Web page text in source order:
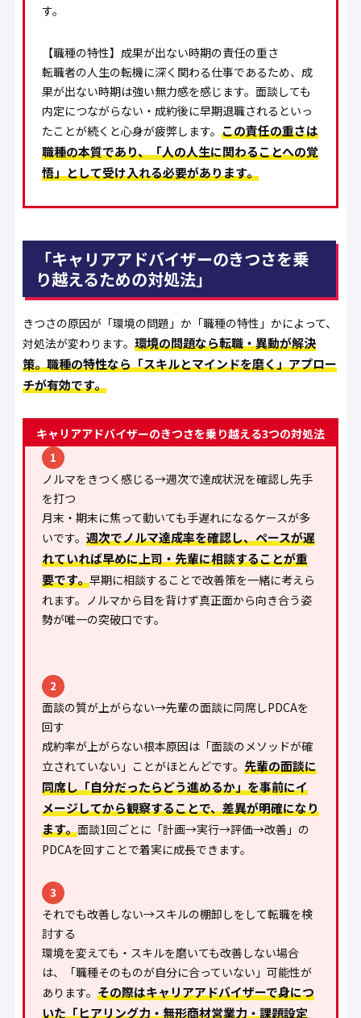
す。
【職種の特性】成果が出ない時期の責任の重さ
転職者の人生の転機に深く関わる仕事であるため、成
果が出ない時期は強い無力感を感じます。面談しても
内定につながらない・成約後に早期退職されるといっ
たことが続くと心身が疲弊します。 この責任の重さは
職種の本質であり、「人の人生に関わることへの覚
悟」として受け入れる必要があります。
「キャリアアドバイザーのきつさを乗
り越えるための対処法」
きつさの原因が「環境の問題」か「職種の特性」かによって、
対処法が変わります。 環境の問題なら転職・異動が解決
策。職種の特性なら「スキルとマインドを磨く」アプロー
チが有効です。
キャリアアドバイザーのきつさを乗り越える3つの対処法
1
ノルマをきつく感じる→週次で達成状況を確認し先手
を打つ
月末・期末に焦って動いても手遅れになるケースが多
いです。 週次でノルマ達成率を確認し、ペースが遅
れていれば早めに上司・先輩に相談することが重
要です。早期に相談することで改善策を一緒に考えら
れます。ノルマから目を背けず真正面から向き合う姿
勢が唯一の突破口です。
2
面談の質が上がらない→先輩の面談に同席しPDCAを
回す
成約率が上がらない根本原因は「面談のメソッドが確
立されていない」ことがほとんどです。 先輩の面談に
同席し「自分だったらどう進めるか」を事前にイ
メージしてから観察することで、差異が明確になり
ます。面談1回ごとに「計画→実行→評価→改善」の
PDCAを回すことで着実に成長できます。
3
それでも改善しない→スキルの棚卸しをして転職を検
討する
環境を変えても・スキルを磨いても改善しない場合
は、「職種そのものが自分に合っていない」可能性が
あります。 その際はキャリアアドバイザーで身につ
いた「ヒアリング力・無形商材営業力・課題設定